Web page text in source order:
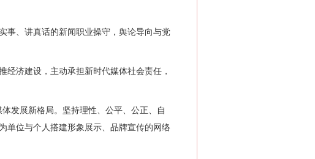
、讲真话的新闻职业操守，舆论导向与党
济建设，主动承担新时代媒体社会责任，
发展新格局。坚持理性、公平、公正、自
单位与个人搭建形象展示、品牌宣传的网络